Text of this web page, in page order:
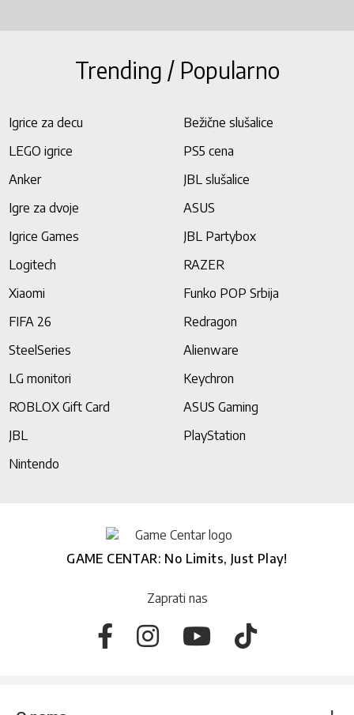
Trending / Popularno
Igrice za decu
Bežične slušalice
LEGO igrice
PS5 cena
Anker
JBL slušalice
Igre za dvoje
ASUS
Igrice Games
JBL Partybox
Logitech
RAZER
Xiaomi
Funko POP Srbija
FIFA 26
Redragon
SteelSeries
Alienware
LG monitori
Keychron
ROBLOX Gift Card
ASUS Gaming
JBL
PlayStation
Nintendo
GAME CENTAR: No Limits, Just Play!
Zaprati nas